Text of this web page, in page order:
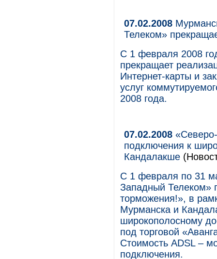
07.02.2008
Телеком»
С 1 февраля 2008
прекращает
Интернет-карты и
услуг
2008 года.
07.02.2008
подключения к
Кандалакше
С 1 февраля по 31
Западный Телеком»
торможения!», в
Мурманска и
широкополосному
под торговой
Стоимость ADSL –
подключения.